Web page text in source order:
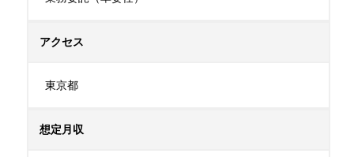
アクセス
東京都
想定月収